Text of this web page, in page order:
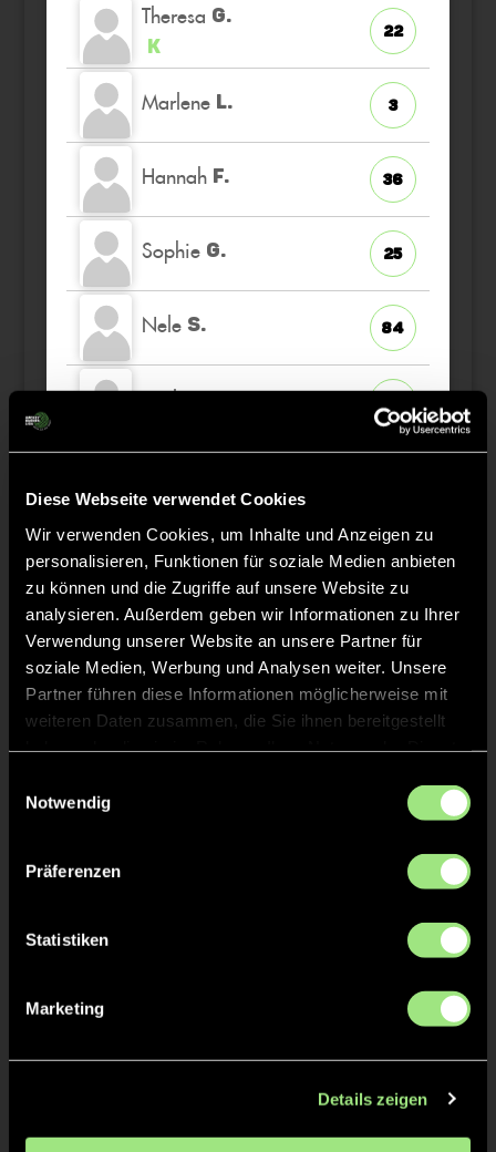
Diese Webseite verwendet Cookies
Wir verwenden Cookies, um Inhalte und Anzeigen zu
personalisieren, Funktionen für soziale Medien anbieten
zu können und die Zugriffe auf unsere Website zu
analysieren. Außerdem geben wir Informationen zu Ihrer
Verwendung unserer Website an unsere Partner für
soziale Medien, Werbung und Analysen weiter. Unsere
Partner führen diese Informationen möglicherweise mit
weiteren Daten zusammen, die Sie ihnen bereitgestellt
Notwendig
Präferenzen
Statistiken
Marketing
Details zeigen
Theresa G.
K
22
Marlene L. 3
Hannah F. 36
Sophie G. 25
Nele S. 84
Emilia G. 18
Sofia A.
TW
Staff
Pia KNECHT
Frank GRAZE
TW = Torwart & ETW = Ersatztorwart, K = Kapitän
Tore & Karten
0:2 12’